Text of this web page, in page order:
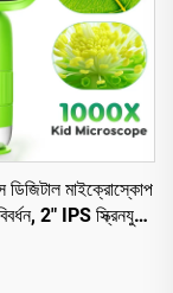
মাইক্রোস্কোপ
2" IPS স্ক্রিনযুক্ত